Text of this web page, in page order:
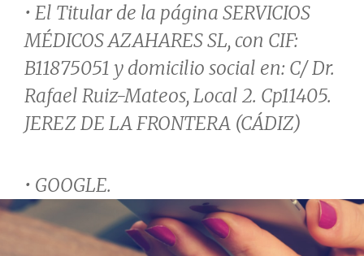
• El Titular de la página SERVICIOS
MÉDICOS AZAHARES SL, con CIF:
B11875051 y domicilio social en: C/ Dr.
Rafael Ruiz-Mateos, Local 2. Cp11405.
JEREZ DE LA FRONTERA (CÁDIZ)
• GOOGLE.